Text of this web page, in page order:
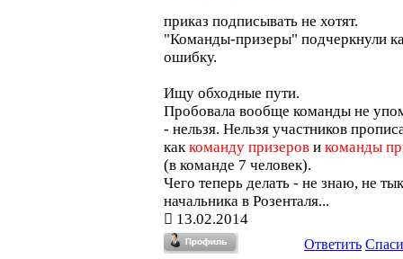
приказ подписывать не хотят.
"Команды-призеры" подчеркнули
ошибку.
Ищу обходные пути.
Пробовала вообще команды не
- нельзя. Нельзя участников
каккоманду призеров и команды
(в команде 7 человек).
Чего теперь делать - не знаю, не
начальника в Розенталя...
13.02.2014
Ответить